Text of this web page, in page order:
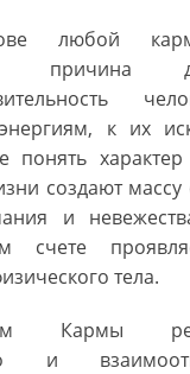
любой
причина
к их
понять
создают массу
и
счете
тела.
Кармы
и